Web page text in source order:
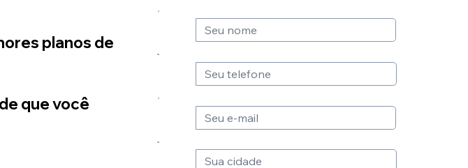
planos de
que você